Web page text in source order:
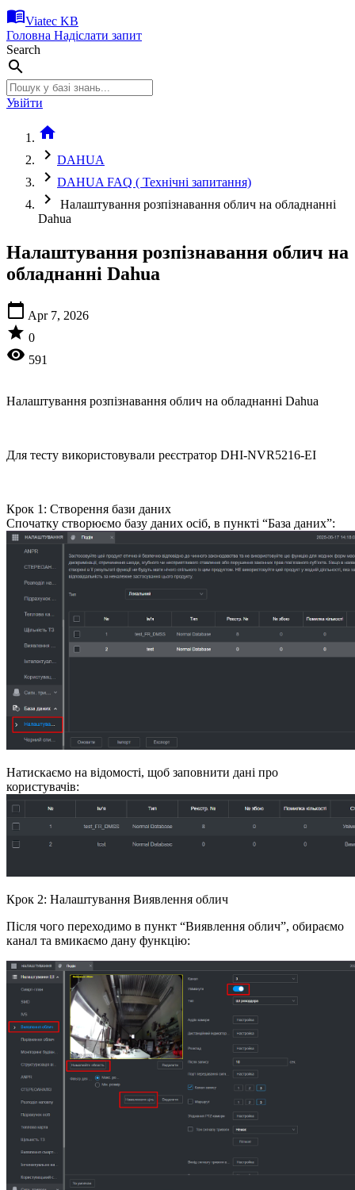
menu_bookViatec KB
Головна Надіслати запит
Search
search
Увійти
home
chevron_right DAHUA
chevron_right DAHUA FAQ ( Технічні запитання)
chevron_right
Налаштування розпізнавання облич на обладнанні
Dahua
Налаштування розпізнавання облич на
обладнанні Dahua
calendar_today Apr 7, 2026
star 0
visibility 591
Налаштування розпізнавання облич на обладнанні Dahua
Для тесту використовували реєстратор DHI-NVR5216-EI
Крок 1: Створення бази даних
Спочатку створюємо базу даних осіб, в пункті “База даних”:
Натискаємо на відомості, щоб заповнити дані про
користувачів:
Крок 2: Налаштування Виявлення облич
Після чого переходимо в пункт “Виявлення облич”, обираємо
канал та вмикаємо дану функцію: